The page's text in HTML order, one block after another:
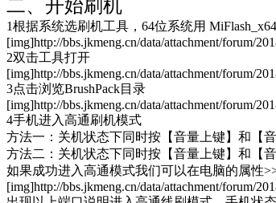
二、开始刷机
1根据系统选刷机工具，64位系统用
[img]http://bbs.jkmeng.cn/data/attachment/forum/
2双击工具打开
[img]http://bbs.jkmeng.cn/data/attachment/forum/
3点击浏览BrushPack目录
[img]http://bbs.jkmeng.cn/data/attachment/forum/
4手机进入高通刷机模式
方法一：关机状态下同时按【音量上键】和【
方法二：关机状态下同时按【音量上键】和【
如果成功进入高通模式我们可以在电脑的属性
[img]http://bbs.jkmeng.cn/data/attachment/forum/